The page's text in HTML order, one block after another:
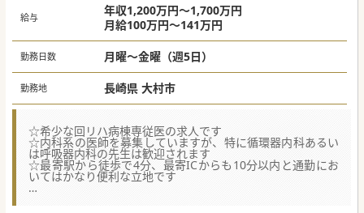
給与
年収1,200万円～1,700万円
月給100万円～141万円
勤務日数 月曜～金曜（週5日）
勤務地 長崎県 大村市
☆希少な回リハ病棟専従医の求人です
☆内科系の医師を募集していますが、特に循環器内科あるい
は呼吸器内科の先生は歓迎されます
☆最寄駅から徒歩で4分、最寄ICからも10分以内と通勤にお
いてはかなり便利な立地です